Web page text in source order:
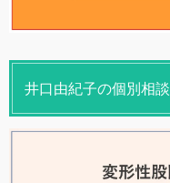
井口由紀子の個別相談